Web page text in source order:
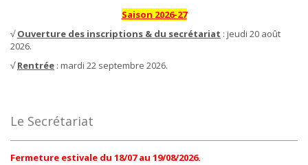
Saison 2026-27
√Ouverture des inscriptions & du secrétariat : jeudi 20 août
2026.
√Rentrée : mardi 22 septembre 2026.
Le Secrétariat
Fermeture estivale du 18/07 au 19/08/2026.